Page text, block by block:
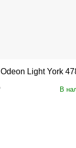
Торшер Odeon Light York
В